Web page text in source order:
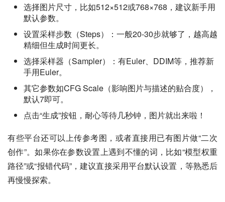
选择图片尺寸，比如512×512或768×768，建议新手用
默认参数。
设置采样步数（Steps）：一般20-30步就够了，越高越
精细但生成时间更长。
选择采样器（Sampler）：有Euler、DDIM等，推荐新
手用Euler。
其它参数如CFG Scale（影响图片与描述的贴合度），
默认7即可。
点击“生成”按钮，耐心等待几秒钟，图片就出来啦！
有些平台还可以上传参考图，或者直接用已有图片做“二次
创作”。如果你在参数设置上遇到不懂的词，比如“模型权重
路径”或“报错代码”，建议直接采用平台默认设置，等熟悉后
再慢慢探索。